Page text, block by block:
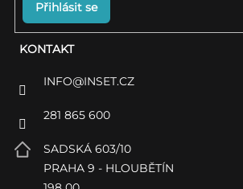
KONTAKT
INFO@INSET.CZ
281 865 600
SADSKÁ 603/10
PRAHA 9 - HLOUBĚTÍN
Přihlásit se